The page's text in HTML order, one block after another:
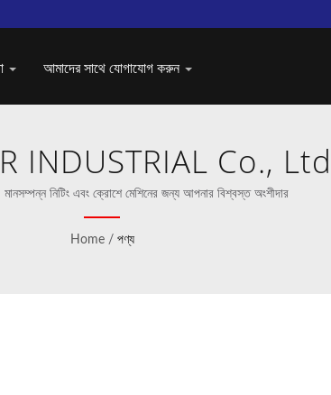
আমাদের সাথে যোগাযোগ করুন
INDUSTRIAL Co.,
নিটিং এবং ক্রোশে মেশিনের জন্য আপনার বিশ্বস্ত অংশীদার
Home / পণ্য